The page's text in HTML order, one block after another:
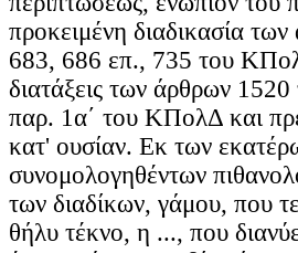
προκειμένη διαδικασία
683, 686 επ., 735 του
διατάξεις των άρθρων
παρ. 1α΄ του ΚΠολΔ και
κατ' ουσίαν. Εκ των
συνομολογηθέντων
των διαδίκων, γάμου, που
θήλυ τέκνο, η ..., που